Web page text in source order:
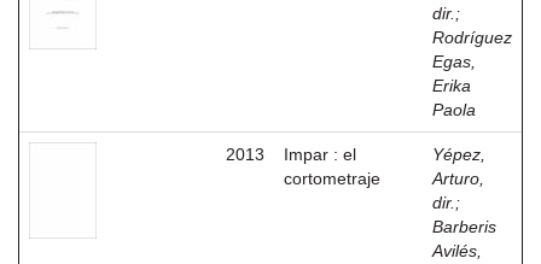
dir. ;
Rodríguez
Egas,
Erika
Paola
2013
Impar : el
cortometraje
Yépez,
Arturo,
dir. ;
Barberis
Avilés,